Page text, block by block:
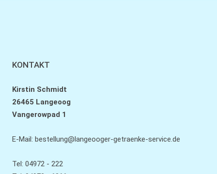
KONTAKT
Kirstin Schmidt
26465 Langeoog
Vangerowpad 1
E-Mail: bestellung@langeooger-getraenke-service.de
Tel: 04972 - 222